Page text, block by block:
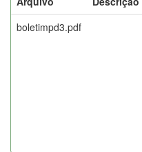
boletimpd3.pdf